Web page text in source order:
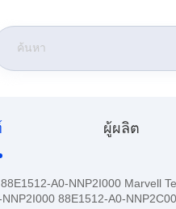
ผู้ผลิต
88E1512-A0-NNP2I000 Marvell
88E1512-A0-